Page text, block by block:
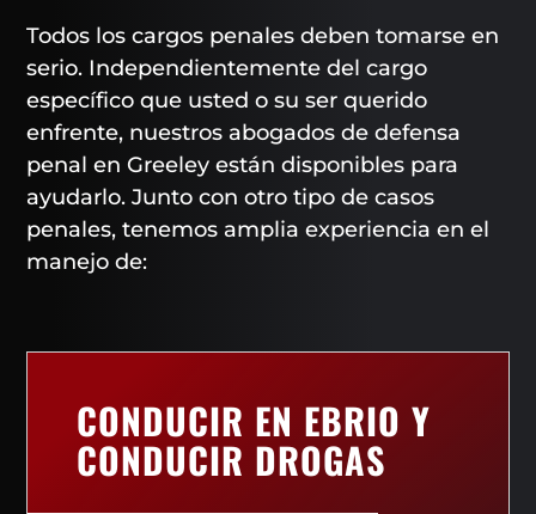
Todos los cargos penales deben tomarse en
serio. Independientemente del cargo
específico que usted o su ser querido
enfrente, nuestros abogados de defensa
penal en Greeley están disponibles para
ayudarlo. Junto con otro tipo de casos
penales, tenemos amplia experiencia en el
manejo de:
CONDUCIR EN EBRIO Y
CONDUCIR DROGAS